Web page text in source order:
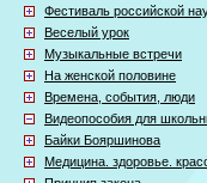
Фестиваль российской
Веселый урок
Музыкальные встречи
На женской половине
Времена, события, люди
Видеопособия для
Байки Бояршинова
Медицина. здоровье.